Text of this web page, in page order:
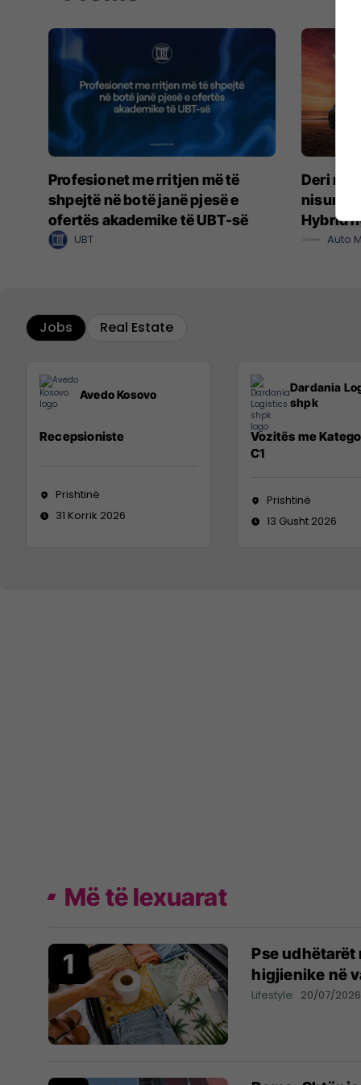
Profesionet me rritjen më të
shpejtë në botë janë pjesë e
ofertës akademike të UBT-së
UBT
Deri në
nisuni
Hybrid
Auto
Jobs Real Estate
Avedo Kosovo
Recepsioniste
Prishtinë
31 Korrik 2026
Dardania
shpk
Vozitës me
C1
Prishtinë
13 Gusht 2026
Më të lexuarat
Pse udhëtarët
higjienike në
Lifestyle 20/07/2026